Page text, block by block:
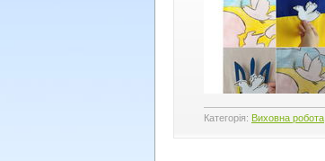
Категорія: Виховна робота